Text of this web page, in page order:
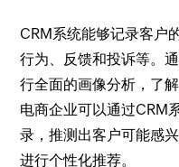
CRM系统能够记录客户
行为、反馈和投诉等。
行全面的画像分析，了
电商企业可以通过CRM
录，推测出客户可能感
进行个性化推荐。